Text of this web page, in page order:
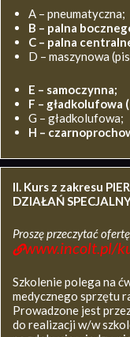
A – pneumatyczna;
B – palna
C – palna
D – maszynowa
E – samoczynna;
F – gładkolufowa
G – gładkolufowa;
H –
II. Kurs z zakresu
DZIAŁAŃ
Proszę przeczytać
www.incolt.pl/
Szkolenie polega na
medycznego sprzętu
Prowadzone jest
do realizacji w/w